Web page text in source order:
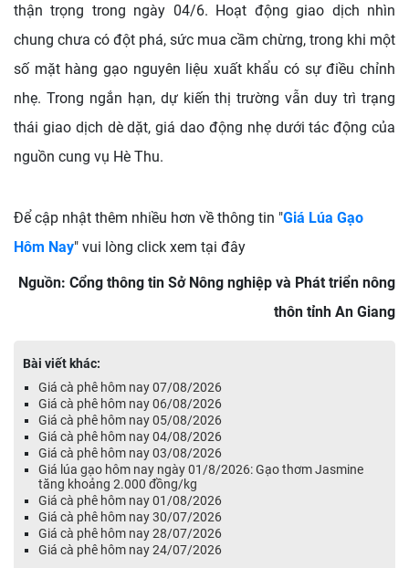
thận trọng trong ngày 04/6. Hoạt động giao dịch nhìn
chung chưa có đột phá, sức mua cầm chừng, trong khi một
số mặt hàng gạo nguyên liệu xuất khẩu có sự điều chỉnh
nhẹ. Trong ngắn hạn, dự kiến thị trường vẫn duy trì trạng
thái giao dịch dè dặt, giá dao động nhẹ dưới tác động của
nguồn cung vụ Hè Thu.
Để cập nhật thêm nhiều hơn về thông tin "Giá Lúa Gạo
Hôm Nay" vui lòng click xem tại đây
Nguồn: Cổng thông tin Sở Nông nghiệp và Phát triển nông
thôn tỉnh An Giang
Bài viết khác:
Giá cà phê hôm nay 07/08/2026
Giá cà phê hôm nay 06/08/2026
Giá cà phê hôm nay 05/08/2026
Giá cà phê hôm nay 04/08/2026
Giá cà phê hôm nay 03/08/2026
Giá lúa gạo hôm nay ngày 01/8/2026: Gạo thơm Jasmine
tăng khoảng 2.000 đồng/kg
Giá cà phê hôm nay 01/08/2026
Giá cà phê hôm nay 30/07/2026
Giá cà phê hôm nay 28/07/2026
Giá cà phê hôm nay 24/07/2026